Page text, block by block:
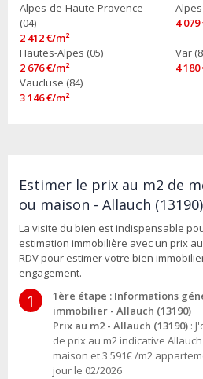
Alpes-de-Haute-Provence
(04)
2 412 €/m²
4
Hautes-Alpes (05)
2 676 €/m²
Var
4
Vaucluse (84)
3 146 €/m²
Estimer le prix au m2 de
ou maison - Allauch
La visite du bien est indispensable
estimation immobilière avec un prix
RDV pour estimer votre bien
engagement.
1
1ère étape : Informations
immobilier - Allauch (13190)
Prix au m2 - Allauch (13190) :
de prix au m2 indicative Allauch
maison et 3 591€ /m2
jour le 02/2026